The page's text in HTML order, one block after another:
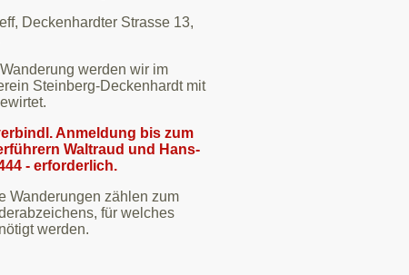
Deckenhardter Strasse 13,
werden wir im
Steinberg-Deckenhardt mit
Anmeldung bis zum
Waltraud und Hans-
- erforderlich.
Wanderungen zählen zum
für welches
werden.